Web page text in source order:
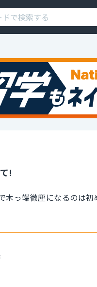
!
っ端微塵になるのは初